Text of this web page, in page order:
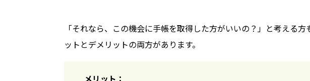
「それなら、この機会に手帳を取得した方がいいの？」と考える
ットとデメリットの両方があります。